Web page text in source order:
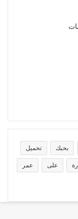
بحبك تحميل
على عمر